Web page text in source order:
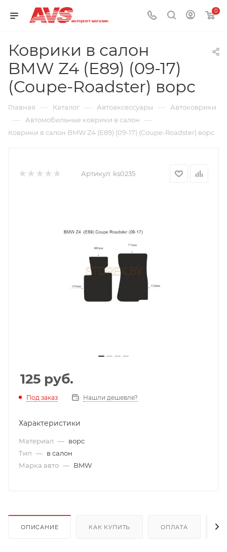
0
Коврики в салон
BMW Z4 (E89) (09-17)
(Coupe-Roadster) ворс
Главная — Каталог — Автоаксессуары — Автоковрики
— Автомобильные коврики в салон —
Коврики в салон BMW Z4 (E89) (09-17) (Coupe-Roadster) ворс
Артикул: ks0235
125 руб.
Под заказ Нашли дешевле?
Характеристики
Материал — ворс
Тип — в салон
Марка авто — BMW
ОПИСАНИЕ КАК КУПИТЬ ОПЛАТА